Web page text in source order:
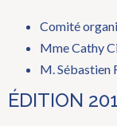
Comité
Mme Cathy
M. Sébastien
ÉDITION